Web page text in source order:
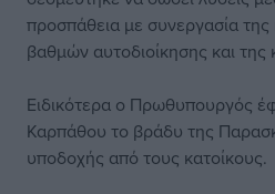
προσπάθεια με συνεργασία
βαθμών αυτοδιοίκησης και της
Ειδικότερα ο Πρωθυπουργός
Καρπάθου το βράδυ της
υποδοχής από τους κατοίκους.